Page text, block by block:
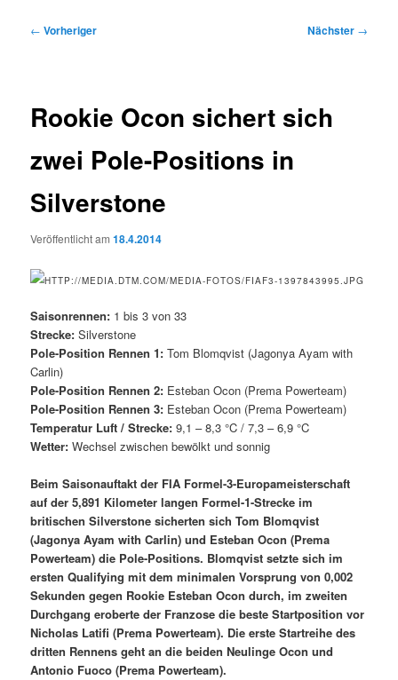
Beitragsnavigation
← Vorheriger Nächster →
Rookie Ocon sichert sich
zwei Pole-Positions in
Silverstone
Veröffentlicht am18.4.2014
Saisonrennen: 1 bis 3 von 33
Strecke: Silverstone
Pole-Position Rennen 1: Tom Blomqvist (Jagonya Ayam with
Carlin)
Pole-Position Rennen 2: Esteban Ocon (Prema Powerteam)
Pole-Position Rennen 3: Esteban Ocon (Prema Powerteam)
Temperatur Luft / Strecke: 9,1 – 8,3 °C / 7,3 – 6,9 °C
Wetter: Wechsel zwischen bewölkt und sonnig
Beim Saisonauftakt der FIA Formel-3-Europameisterschaft
auf der 5,891 Kilometer langen Formel-1-Strecke im
britischen Silverstone sicherten sich Tom Blomqvist
(Jagonya Ayam with Carlin) und Esteban Ocon (Prema
Powerteam) die Pole-Positions. Blomqvist setzte sich im
ersten Qualifying mit dem minimalen Vorsprung von 0,002
Sekunden gegen Rookie Esteban Ocon durch, im zweiten
Durchgang eroberte der Franzose die beste Startposition vor
Nicholas Latifi (Prema Powerteam). Die erste Startreihe des
dritten Rennens geht an die beiden Neulinge Ocon und
Antonio Fuoco (Prema Powerteam).